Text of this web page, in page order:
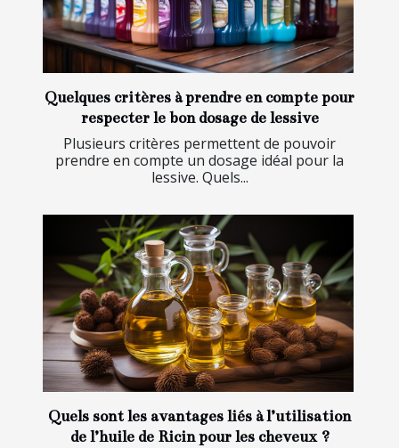
Quelques critères à prendre en compte pour
respecter le bon dosage de lessive
Plusieurs critères permettent de pouvoir
prendre en compte un dosage idéal pour la
lessive. Quels...
Quels sont les avantages liés à l’utilisation
de l’huile de Ricin pour les cheveux ?